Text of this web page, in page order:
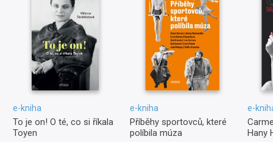
e-kniha
To je on! O té, co si říkala
Toyen
e-kniha
Příběhy sportovců, které
políbila múza
e-
Hany